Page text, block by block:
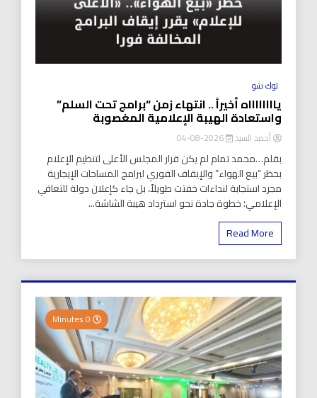
توك شو
يااااااااه أخيراً .. انتهاء زمن “برامج تحت السلم”
واستعادة الهيبة الإعلامية المغصوبة
أحمد السيد 2026-08-04
بقلم…محمد تمام لم يكن قرار المجلس الأعلى لتنظيم الإعلام
بحظر “بيع الهواء” والإيقاف الفوري لبرامج المساحات الإيجارية
مجرد استجابة لنداءات خفتت طويلاً، بل جاء كإعلان دولة للتعافي
الإعلامي؛ خطوة جادة نحو استرداد هيبة الشاشة...
Read More